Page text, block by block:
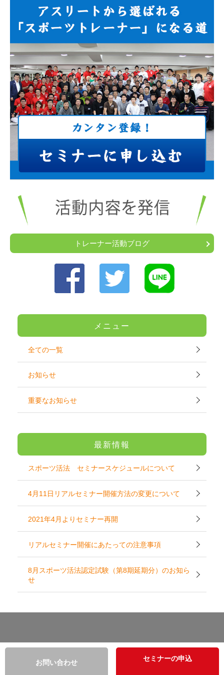
トレーナー活動ブログ
メニュー
全ての一覧
お知らせ
重要なお知らせ
最新情報
スポーツ活法 セミナースケジュールについて
4月11日リアルセミナー開催方法の変更について
2021年4月よりセミナー再開
リアルセミナー開催にあたっての注意事項
8月スポーツ活法認定試験（第8期延期分）のお知ら
せ
お問い合わせ セミナーの申込